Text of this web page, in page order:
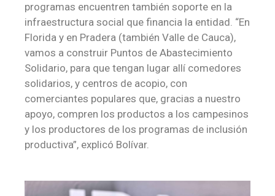
programas encuentren también soporte en la
infraestructura social que financia la entidad. “En
Florida y en Pradera (también Valle de Cauca),
vamos a construir Puntos de Abastecimiento
Solidario, para que tengan lugar allí comedores
solidarios, y centros de acopio, con
comerciantes populares que, gracias a nuestro
apoyo, compren los productos a los campesinos
y los productores de los programas de inclusión
productiva”, explicó Bolívar.